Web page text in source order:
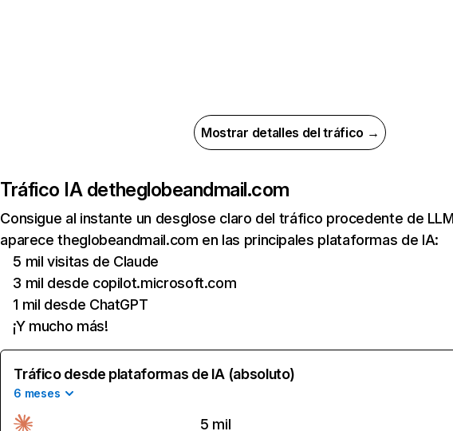
Mostrar detalles del tráfico →
Tráfico IA detheglobeandmail.com
Consigue al instante un desglose claro del tráfico procedente de
aparece theglobeandmail.com en las principales plataformas de IA:
5 mil visitas de Claude
3 mil desde copilot.microsoft.com
1 mil desde ChatGPT
¡Y mucho más!
Tráfico desde plataformas de IA (absoluto)
6 meses
5 mil